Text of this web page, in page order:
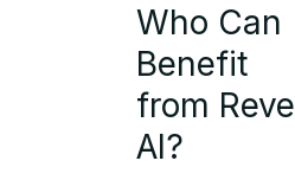
Who Can
Benefit
from Reve
AI?